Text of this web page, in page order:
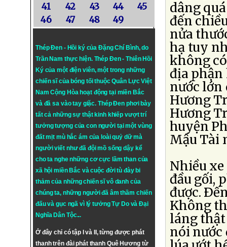
41
42 43 44
45
46
47 48 49
Thép Đen - Hồi ký của Đặng Chí Bình, do
Trần Nam thực hiện. Thép Đen- Thiên Hồi
Ký của một điện viên, một trong những
chiến sĩ của bóng tối thuộc Quân Lực Việt
Nam Cộng Hòa hoạt động tại miền Bắc
và đã sa vào tay giặc. Thép Đen phơi bày
tất cả những sự thật kinh khiếp vượt trí
tưởng tượng của con người tại một vùng
đất mịt mù hắc ám của loài quỷ dữ mà
người viết như đã đội mồ sống dậy kể
cho ta nghe những cơ cực lầm than của
xã hội miền Bắc và cuộc đời tù đày bi
thảm của những chiến sĩ vô danh của
chúng ta, những người đã âm thầm chiến
đấu và gục ngã vì lý tưởngTự DovàĐại
Nghĩa Dân Tộc...
Ở đây chỉ có tập I và II, từng được phát
thanh trên đài phát thanh Quê Hương từ
dâng
đến
nửa
hạ tuy
không
địa phận
nước lớn
Hương
Hương
huyện
Mậu Tài
Nhiều
đầu gối,
được.
Không
láng thật
nói nước